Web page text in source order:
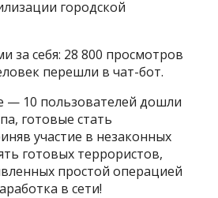
городской
за себя: 28 800 просмотров
перешли в чат-бот.
— 10 пользователей дошли
готовые стать
участие в незаконных
готовых террористов,
простой операцией
в сети!